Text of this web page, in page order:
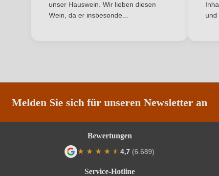
unser Hauswein. Wir lieben diesen
Wein, da er insbesonde...
und
Melden Sie sich für unseren Newsletter an
Service-Hotline
Bewertungen
★ ★ ★ ★ ★
★ 4,7 (6.689)